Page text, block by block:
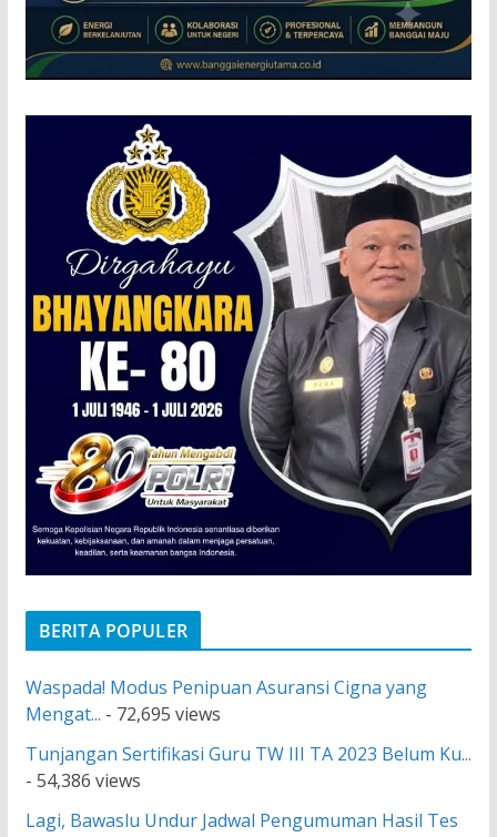
BERITA POPULER
Waspada! Modus Penipuan Asuransi Cigna yang
Mengat... - 72,695 views
Tunjangan Sertifikasi Guru TW III TA 2023 Belum Ku...
- 54,386 views
Lagi, Bawaslu Undur Jadwal Pengumuman Hasil Tes